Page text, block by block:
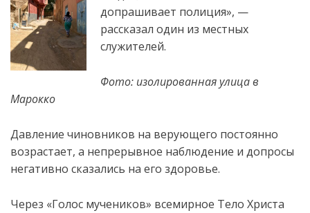
допрашивает полиция», —
рассказал один из местных
служителей.
Фото: изолированная улица в
Марокко
Давление чиновников на верующего постоянно
возрастает, а непрерывное наблюдение и допросы
негативно сказались на его здоровье.
Через «Голос мучеников» всемирное Тело Христа